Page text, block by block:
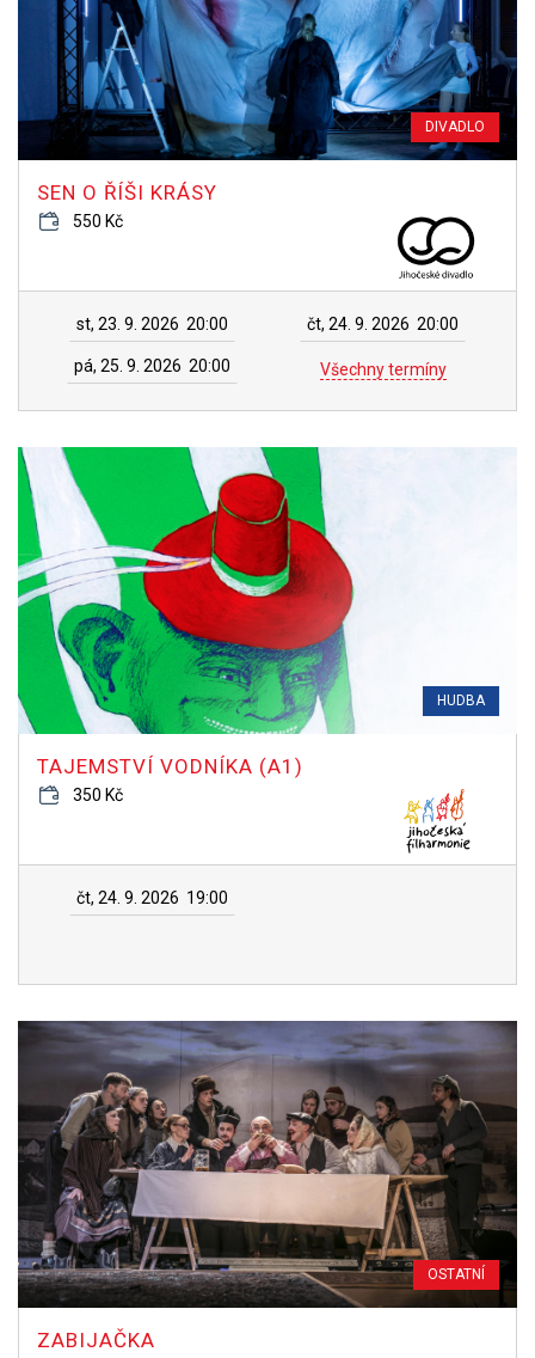
DIVADLO
SEN O ŘÍŠI KRÁSY
550 Kč
st, 23. 9. 2026 20:00 čt, 24. 9. 2026 20:00
pá, 25. 9. 2026 20:00 Všechny termíny
HUDBA
TAJEMSTVÍ VODNÍKA (A1)
350 Kč
čt, 24. 9. 2026 19:00
OSTATNÍ
ZABIJAČKA